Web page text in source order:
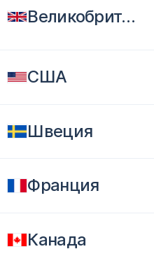
Великобритания
США
Швеция
Франция
Канада